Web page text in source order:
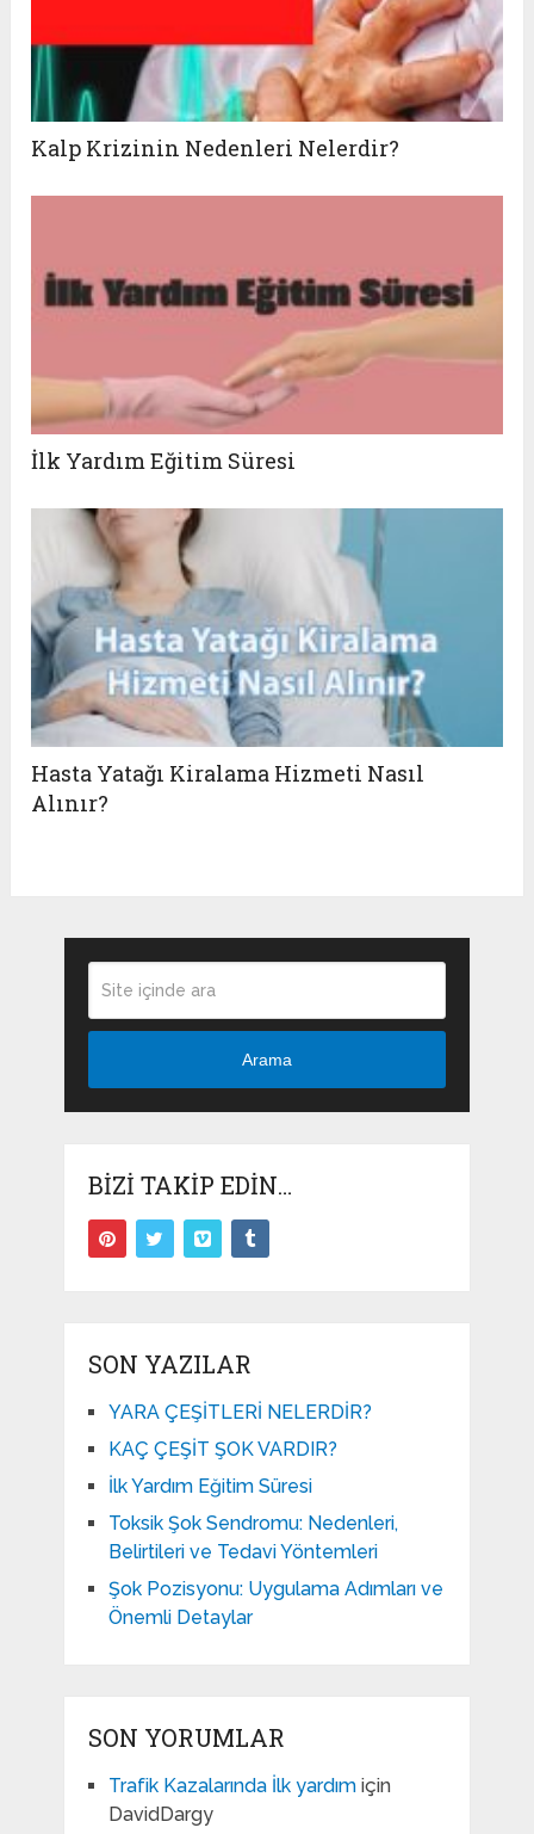
Kalp Krizinin Nedenleri Nelerdir?
İlk Yardım Eğitim Süresi
Hasta Yatağı Kiralama Hizmeti Nasıl
Alınır?
Arama
BIZI TAKIP EDIN…
SON YAZILAR
YARA ÇEŞİTLERİ NELERDİR?
KAÇ ÇEŞİT ŞOK VARDIR?
İlk Yardım Eğitim Süresi
Toksik Şok Sendromu: Nedenleri,
Belirtileri ve Tedavi Yöntemleri
Şok Pozisyonu: Uygulama Adımları ve
Önemli Detaylar
SON YORUMLAR
Trafik Kazalarında İlk yardımiçin
DavidDargy